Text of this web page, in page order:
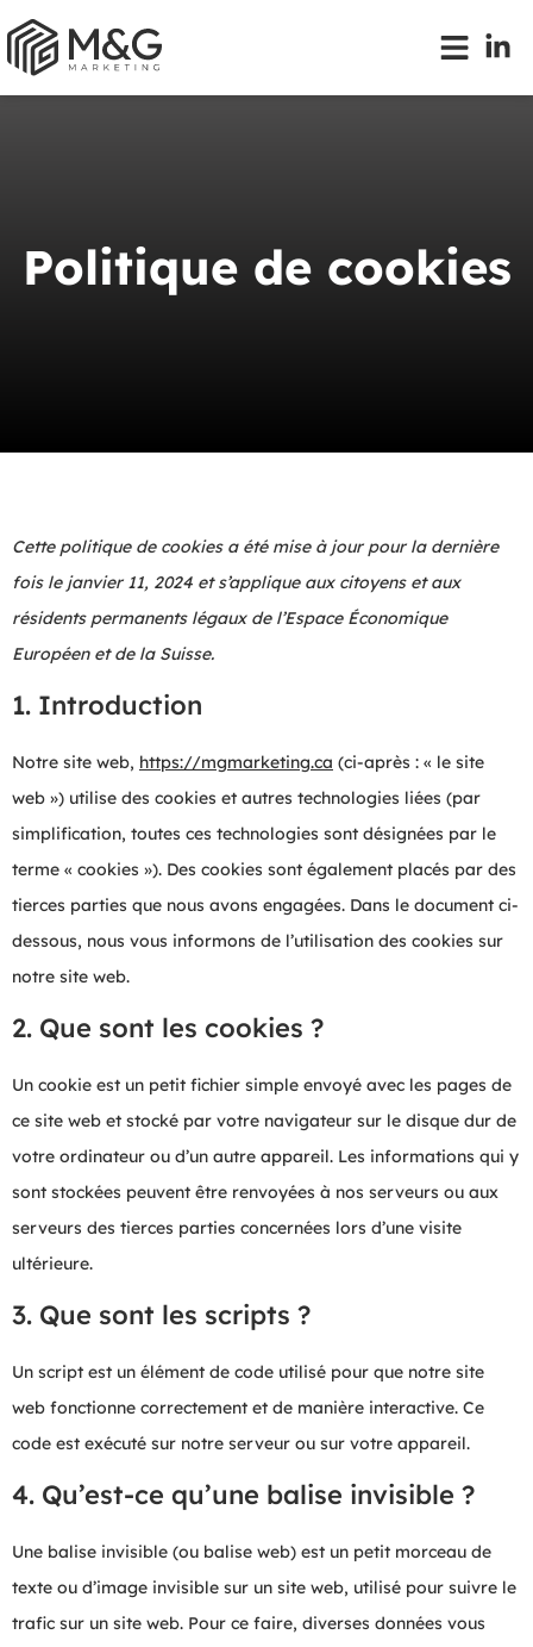
Politique de cookies
Cette politique de cookies a été mise à jour pour la dernière
fois le janvier 11, 2024 et s’applique aux citoyens et aux
résidents permanents légaux de l’Espace Économique
Européen et de la Suisse.
1. Introduction
Notre site web, https://mgmarketing.ca (ci-après : « le site
web ») utilise des cookies et autres technologies liées (par
simplification, toutes ces technologies sont désignées par le
terme « cookies »). Des cookies sont également placés par des
tierces parties que nous avons engagées. Dans le document ci-
dessous, nous vous informons de l’utilisation des cookies sur
notre site web.
2. Que sont les cookies ?
Un cookie est un petit fichier simple envoyé avec les pages de
ce site web et stocké par votre navigateur sur le disque dur de
votre ordinateur ou d’un autre appareil. Les informations qui y
sont stockées peuvent être renvoyées à nos serveurs ou aux
serveurs des tierces parties concernées lors d’une visite
ultérieure.
3. Que sont les scripts ?
Un script est un élément de code utilisé pour que notre site
web fonctionne correctement et de manière interactive. Ce
code est exécuté sur notre serveur ou sur votre appareil.
4. Qu’est-ce qu’une balise invisible ?
Une balise invisible (ou balise web) est un petit morceau de
texte ou d’image invisible sur un site web, utilisé pour suivre le
trafic sur un site web. Pour ce faire, diverses données vous